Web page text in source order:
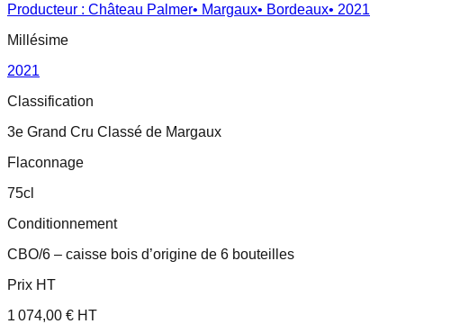
Producteur : Château Palmer• Margaux• Bordeaux• 2021
Millésime
2021
Classification
3e Grand Cru Classé de Margaux
Flaconnage
75cl
Conditionnement
CBO/6 – caisse bois d’origine de 6 bouteilles
Prix HT
1 074,00 € HT